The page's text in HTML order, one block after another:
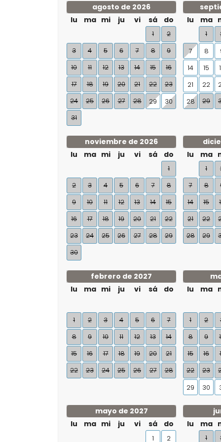
agosto de 2026
lu
ma mi ju vi sá do
1
2
3
4 5 6 7 8
9
10
11 12 13 14 15
16
17
18 19 20 21 22
23
24
25 26 27 28 29
30
31
lu
ma
1
7 8
14
15
21
22
28
29
noviembre de 2026
lu
ma mi ju vi sá do
1
2
3 4 5 6 7
8
9
10 11 12 13 14
15
16
17 18 19 20 21
22
23
24 25 26 27 28
29
30
lu
ma
1
7
8
14
15
21
22
28
29
febrero de 2027
lu
ma mi ju vi sá do
1 2 3 4 5 6
7
8
9 10 11 12 13
14
15
16 17 18 19 20
21
22
23 24 25 26 27 28
lu
ma
1 2
8
9
15
16
22
23
29
30
mayo de 2027
lu
ma mi ju vi sá do
1 2
lu
ma
1